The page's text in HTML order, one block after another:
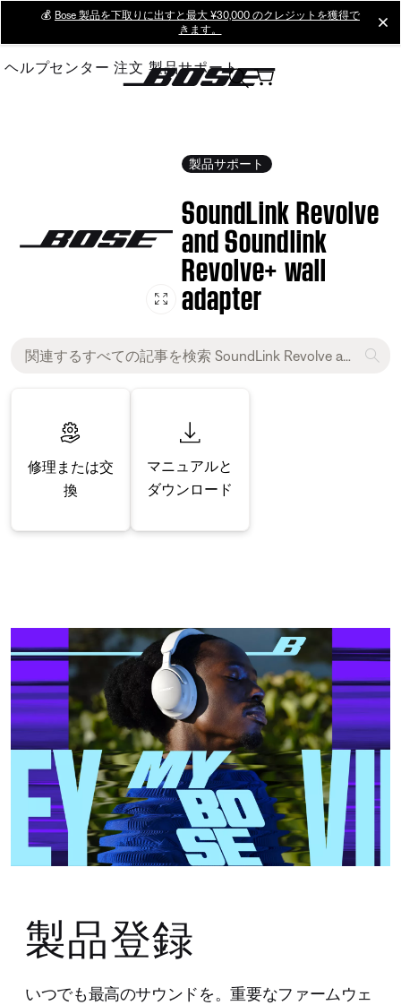
Main
💰 Bose 製品を下取りに出すと最大 ¥30,000 のクレジットを獲得で
きます。
ヘルプセンター 注文 製品サポート
製品サポート
SoundLink Revolve
and Soundlink
Revolve+ wall
adapter
修理または交
換
マニュアルと
ダウンロード
製品登録
いつでも最高のサウンドを。重要なファームウェ